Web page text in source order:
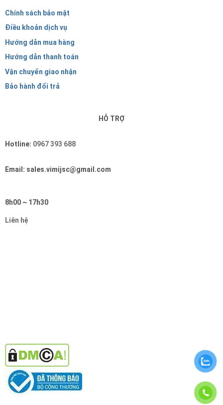
Chính sách bảo mật
Điều khoản dịch vụ
Hướng dẫn mua hàng
Hướng dẫn thanh toán
Vận chuyển giao nhận
Bảo hành đổi trả
HỖ TRỢ
Hotline: 0967 393 688
Email: sales.vimijsc@gmail.com
8h00 ~ 17h30
Liên hệ